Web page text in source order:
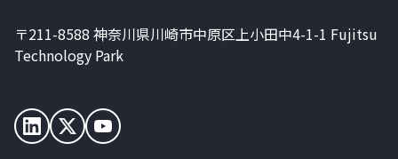
〒211-8588 神奈川県川崎市中原区上小田中4-1-1 Fujitsu
Technology Park